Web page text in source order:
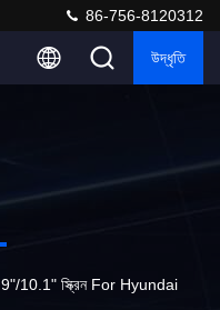
86-756-8120312
উদ্ধৃতি
9"/10.1" স্ক্রিন For Hyundai